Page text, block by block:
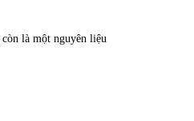
là một nguyên liệu